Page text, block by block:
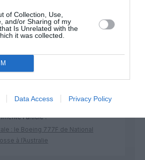
of Collection, Use,
and/or Sharing of my
Is Unrelated with the
it was collected.
Data Access Privacy Policy
COMMENTAIRES
l'article :
: le Boeing 777F de National
à l’Australie
l'article :
: le Boeing 777F de National
à l’Australie